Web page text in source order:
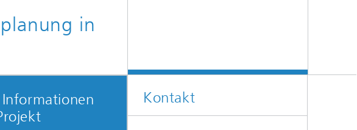
in
Kontakt